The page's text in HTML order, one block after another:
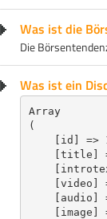
Was ist die
Die
Was ist ein
Array
(
[id] =>
[title]
[video]
[audio]
[image]